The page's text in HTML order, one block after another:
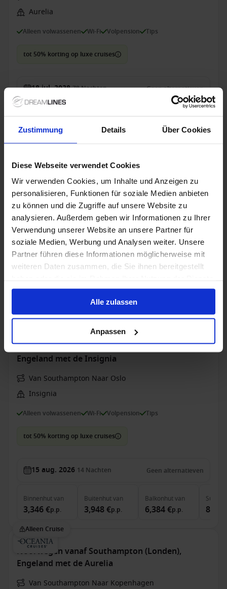
Zustimmung Details Über Cookies
Diese Webseite verwendet Cookies
Wir verwenden Cookies, um Inhalte und Anzeigen zu
personalisieren, Funktionen für soziale Medien anbieten
zu können und die Zugriffe auf unsere Website zu
analysieren. Außerdem geben wir Informationen zu Ihrer
Verwendung unserer Website an unsere Partner für
soziale Medien, Werbung und Analysen weiter. Unsere
Partner führen diese Informationen möglicherweise mit
weiteren Daten zusammen, die Sie ihnen bereitgestellt
gesammelt haben.
Alle zulassen
Anpassen
Aurelia
Alleen volwassenen Wi-Fi Volpension Tips
tot 50% korting op luxe cruises
18 jul. 2028 78Nachten Geen alternatieven
38,909 €p.p.
Schotland vanaf Leith (Edinburgh), Schotland
met de Silver Endeavour
Van Leith Naar Kopenhagen
Silver Endeavour
All-inclusive
8 mei 2028 12 Nachten Geen alternatieven
Noorwegen vanaf Southampton (Londen),
Engeland met de Insignia
Van Southampton Naar Oslo
Insignia
Alleen volwassenen Wi-Fi Volpension Tips
tot 50% korting op luxe cruises
15 aug. 2026 14 Nachten Geen alternatieven
Binnenhutvan
3,346 €p.p.
Buitenhutvan
3,948 €p.p.
Balkonhutvan
6,384 €p.p.
Suite
Alleen Cruise
Noorwegen vanaf Southampton (Londen),
Engeland met de Aurelia
Van Southampton Naar Kopenhagen